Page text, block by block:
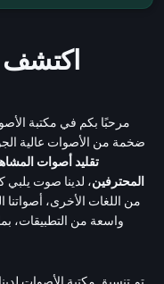
اكتشف
مرحبًا بكم في مكتبة
ضخمة من الأصوات عالية
تقليد أصوات
المحترفين، لدينا صوت يلبي
من اللغات الأخرى، أصواتنا
واسعة من التطبيقات،